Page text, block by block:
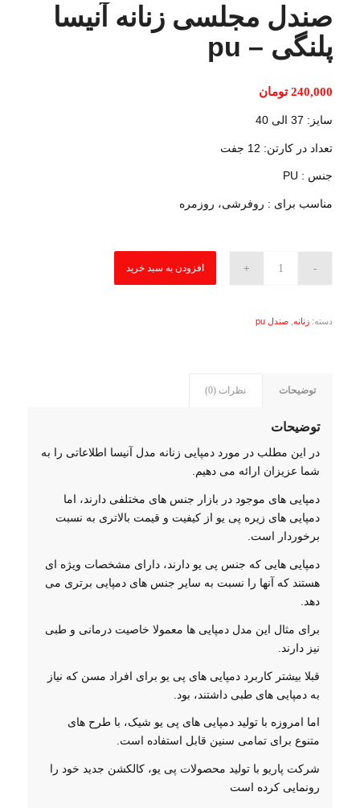
صندل مجلسی زنانه آنیسا
پلنگی – pu
240,000 تومان
سایز: 37 الی 40
تعداد در کارتن: 12 جفت
جنس : PU
مناسب برای : روفرشی، روزمره
افزودن به سبد خرید
دسته: زنانه, صندل pu
توضیحات نظرات (0)
توضیحات
در این مطلب در مورد دمپایی زنانه مدل آنیسا اطلاعاتی را به
شما عزیزان ارائه می دهیم.
دمپایی های موجود در بازار جنس های مختلفی دارند، اما
دمپایی های زیره پی یو از کیفیت و قیمت بالاتری به نسبت
برخوردار است.
دمپایی هایی که جنس پی یو دارند، دارای مشخصات ویژه ای
هستند که آنها را نسبت به سایر جنس های دمپایی برتری می
دهد.
برای مثال این مدل دمپایی ها معمولا خاصیت درمانی و طبی
نیز دارند.
قبلا بیشتر کاربرد دمپایی های پی یو برای افراد مسن که نیاز
به دمپایی های طبی داشتند، بود.
اما امروزه با تولید دمپایی های پی یو شیک، با طرح های
متنوع برای تمامی سنین قابل استفاده است.
شرکت پاریو با تولید محصولات پی یو، کالکشن جدید خود را
رونمایی کرده است